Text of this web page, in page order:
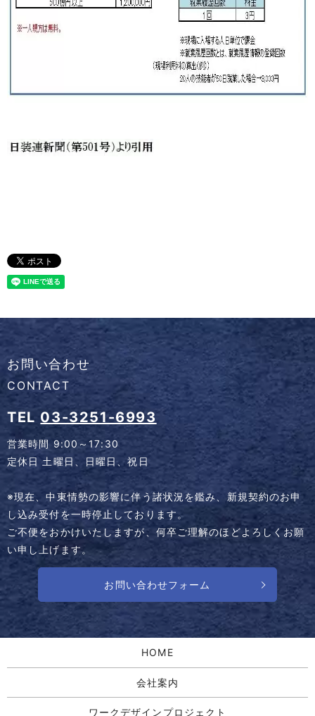
お問い合わせ
CONTACT
TEL 03-3251-6993
営業時間 9:00～17:30
定休日 土曜日、日曜日、祝日
※現在、中東情勢の影響に伴う諸状況を鑑み、新規契約のお申
し込み受付を一時停止しております。
ご不便をおかけいたしますが、何卒ご理解のほどよろしくお願
い申し上げます。
お問い合わせフォーム
HOME
会社案内
ワークデザインプロジェクト